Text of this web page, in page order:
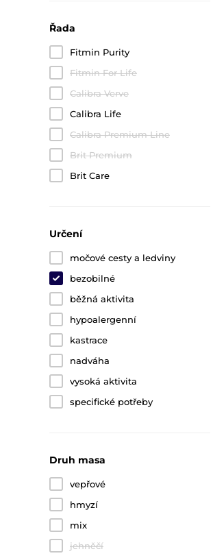
Řada
Fitmin Purity
Fitmin For Life
Calibra Verve
Calibra Life
Calibra Premium Line
Brit Premium
Brit Care
Určení
močové cesty a ledviny
bezobilné
běžná aktivita
hypoalergenní
kastrace
nadváha
vysoká aktivita
specifické potřeby
Druh masa
vepřové
hmyzí
mix
jehněčí